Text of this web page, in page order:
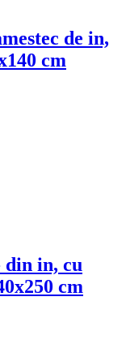
de in,
cm
din in, cu
cm